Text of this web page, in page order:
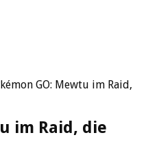
GO: Mewtu im Raid,
im Raid, die